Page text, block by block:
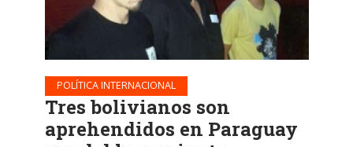
POLÍTICA INTERNACIONAL
Tres bolivianos son
aprehendidos en Paraguay